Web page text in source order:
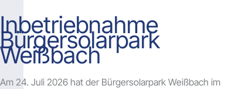
Inbetriebnahme
Bürgersolarpark
Weißbach
Am 24. Juli 2026 hat der Bürgersolarpark Weißbach im